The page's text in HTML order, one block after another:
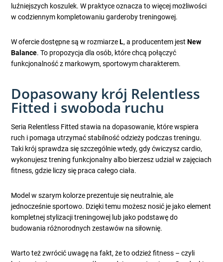
luźniejszych koszulek. W praktyce oznacza to więcej możliwości
w codziennym kompletowaniu garderoby treningowej.
W ofercie dostępne są w rozmiarzeL, a producentem jestNew
Balance. To propozycja dla osób, które chcą połączyć
funkcjonalność z markowym, sportowym charakterem.
Dopasowany krój Relentless
Fitted i swoboda ruchu
Seria Relentless Fitted stawia na dopasowanie, które wspiera
ruch i pomaga utrzymać stabilność odzieży podczas treningu.
Taki krój sprawdza się szczególnie wtedy, gdy ćwiczysz cardio,
wykonujesz trening funkcjonalny albo bierzesz udział w zajęciach
fitness, gdzie liczy się praca całego ciała.
Model w szarym kolorze prezentuje się neutralnie, ale
jednocześnie sportowo. Dzięki temu możesz nosić je jako element
kompletnej stylizacji treningowej lub jako podstawę do
budowania różnorodnych zestawów na siłownię.
Warto też zwrócić uwagę na fakt, że to odzież fitness – czyli